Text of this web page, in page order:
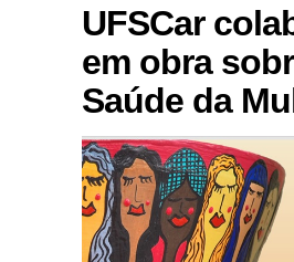
UFSCar
em obra
Saúde da